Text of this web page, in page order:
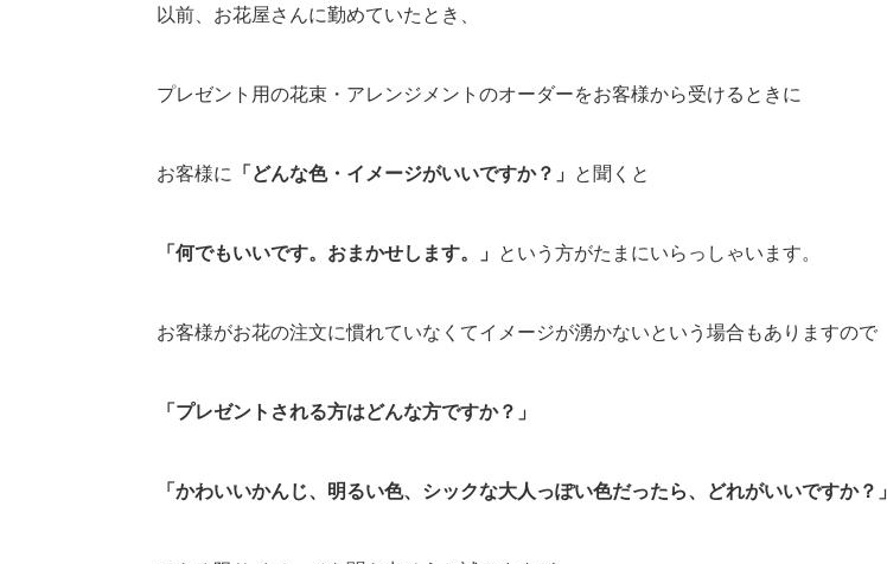
以前、お花屋さんに勤めていたとき、
プレゼント用の花束・アレンジメントのオーダーをお客様から受けるときに
お客様に 「どんな色・イメージがいいですか？」 と聞くと
「何でもいいです。おまかせします。」 という方がたまにいらっしゃいます。
お客様がお花の注文に慣れていなくてイメージが湧かないという場合もありますので
「プレゼントされる方はどんな方ですか？」
「かわいいかんじ、明るい色、シックな大人っぽい色だったら、どれがいいですか？」